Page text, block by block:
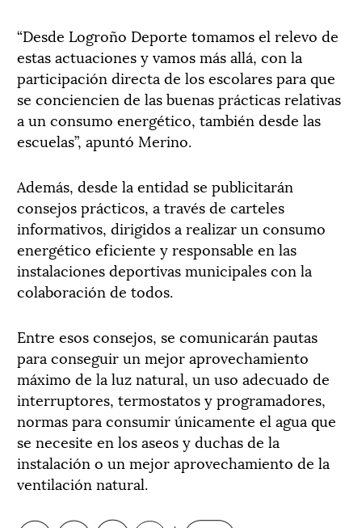
“Desde Logroño Deporte tomamos el relevo de
estas actuaciones y vamos más allá, con la
participación directa de los escolares para que
se conciencien de las buenas prácticas relativas
a un consumo energético, también desde las
escuelas”, apuntó Merino.
Además, desde la entidad se publicitarán
consejos prácticos, a través de carteles
informativos, dirigidos a realizar un consumo
energético eficiente y responsable en las
instalaciones deportivas municipales con la
colaboración de todos.
Entre esos consejos, se comunicarán pautas
para conseguir un mejor aprovechamiento
máximo de la luz natural, un uso adecuado de
interruptores, termostatos y programadores,
normas para consumir únicamente el agua que
se necesite en los aseos y duchas de la
instalación o un mejor aprovechamiento de la
ventilación natural.